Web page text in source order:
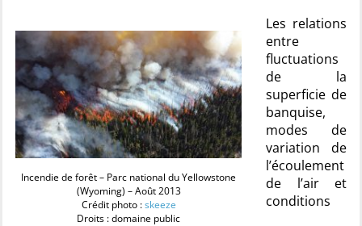
Incendie de forêt – Parc national du Yellowstone
(Wyoming) – Août 2013
Crédit photo :skeeze
Droits : domaine public
Les relations
entre
fluctuations
de la
superficie de
banquise,
modes de
variation de
l’écoulement
de l’air et
conditions